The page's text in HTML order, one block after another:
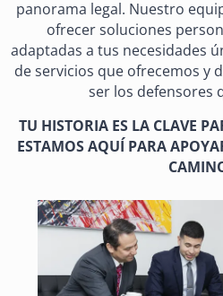
panorama legal. Nuestro
ofrecer soluciones
adaptadas a tus necesidades
de servicios que ofrecemos y
ser los defensores
TU HISTORIA ES LA CLAVE
ESTAMOS AQUÍ PARA